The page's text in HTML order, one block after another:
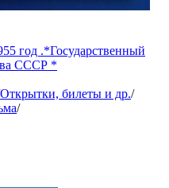
год .*Государственный
СССР *
Открытки, билеты и др./
/